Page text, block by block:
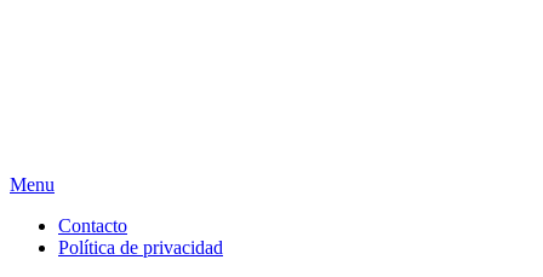
Skip
content
Menu
Contacto
Política de privacidad